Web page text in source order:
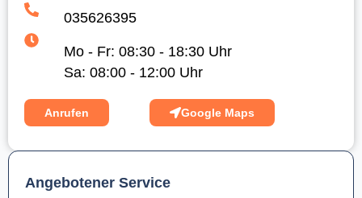
035626395
Mo - Fr: 08:30 - 18:30 Uhr
Sa: 08:00 - 12:00 Uhr
Anrufen Google Maps
Angebotener Service